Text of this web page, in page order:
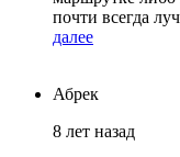
почти всегда
далее
Абрек
8 лет назад